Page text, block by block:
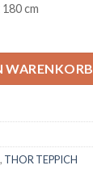
cm
WARENKORB
, THOR TEPPICH